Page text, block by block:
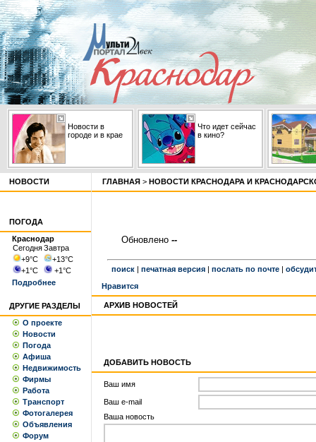
Новости в
городе и в крае
Что идет сейчас
в кино?
НОВОСТИ
ПОГОДА
Краснодар
СегодняЗавтра
+9°С +13°С
+1°С +1°С
Подробнее
ДРУГИЕ РАЗДЕЛЫ
О проекте
Новости
Погода
Афиша
Недвижимость
Фирмы
Работа
Транспорт
Фотогалерея
Объявления
Форум
ГЛАВНАЯ > НОВОСТИ КРАСНОДАРА И
Обновлено --
поиск | печатная версия | послать по почте |
Нравится
АРХИВ НОВОСТЕЙ
ДОБАВИТЬ НОВОСТЬ
Ваш имя
Ваш e-mail
Вашa новость